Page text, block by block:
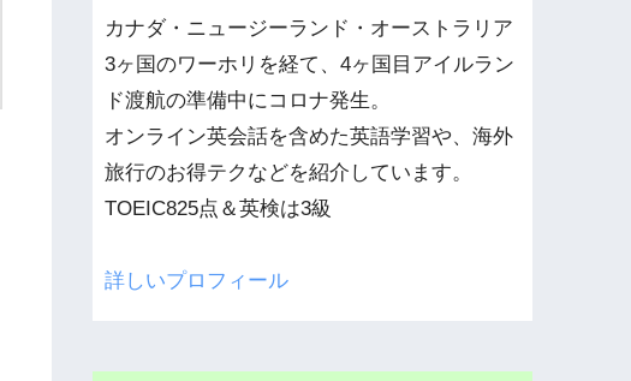
カナダ・ニュージーランド・オーストラリア
3ヶ国のワーホリを経て、4ヶ国目アイルラン
ド渡航の準備中にコロナ発生。
オンライン英会話を含めた英語学習や、海外
旅行のお得テクなどを紹介しています。
TOEIC825点＆英検は3級
詳しいプロフィール